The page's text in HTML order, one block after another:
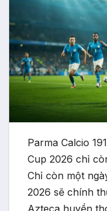
Parma Calcio
Cup 2026 chỉ
Chỉ còn một
2026 sẽ chính
Azteca huyền